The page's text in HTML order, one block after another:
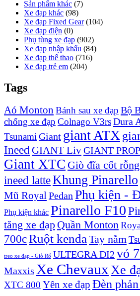
Sản phẩm khác (7)
Xe đạp khác (98)
Xe đạp Fixed Gear (104)
Xe đạp điện (0)
Phụ tùng xe đạp (902)
Xe đạp nhập khẩu (84)
Xe đạp thể thao (716)
Xe đạp trẻ em (204)
Tags
Aó Monton Bánh sau xe đạp Bộ
chống xe đạp Colnago V3rsDura
Tsunami Giant giant ATX
Ineed GIANT LivGIANT
Giant XTC Giò đĩa cốt rỗng
ineed latteKhung Pinarello
Mũ Royal Pedan Phụ kiện -
Phụ kiện khác Pinarello F10
tăng xe đạp Quần Monton
700cRuột kendaTay nắm
treo xe đạp - Giỏ Rổ ULTEGRA DI2 vỏ
Maxxis Xe ChevauxXe
XTC 800 Yên xe đạp Đèn